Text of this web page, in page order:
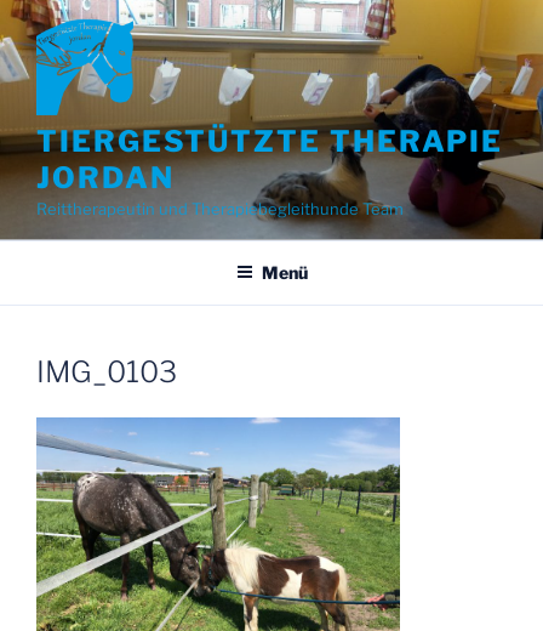
Zum
Inhalt
springen
TIERGESTÜTZTE THERAPIE
JORDAN
Reittherapeutin und Therapiebegleithunde Team
Menü
IMG_0103